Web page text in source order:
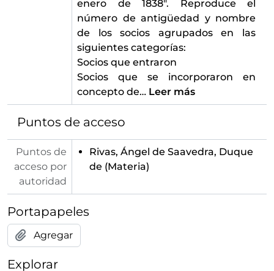
enero de 1838". Reproduce el
número de antigüedad y nombre
de los socios agrupados en las
siguientes categorías:
Socios que entraron
Socios que se incorporaron en
concepto de… Leer más
Puntos de acceso
Puntos de
acceso por
autoridad
Rivas, Ángel de Saavedra, Duque
de (Materia)
Portapapeles
Agregar
Explorar